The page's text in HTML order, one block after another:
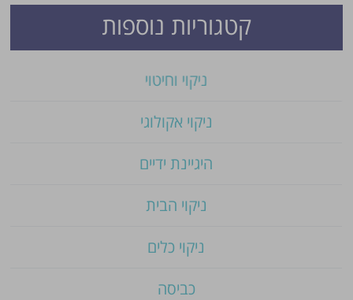
קטגוריות נוספות
ניקוי וחיטוי
ניקוי אקולוגי
היגיינת ידיים
ניקוי הבית
ניקוי כלים
כביסה